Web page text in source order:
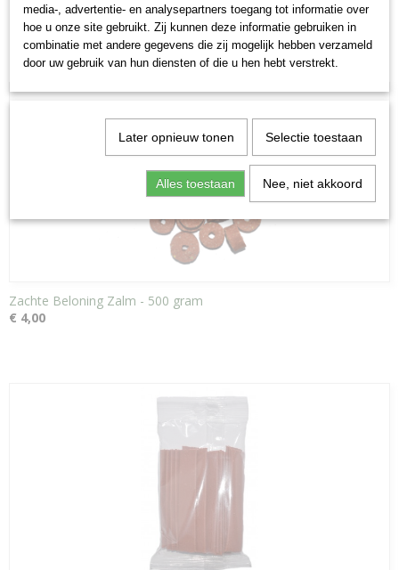
Ook interessant
Zachte Beloning Zalm - 500 gram
€ 4,00
media-, advertentie- en analysepartners toegang tot informatie over
hoe u onze site gebruikt. Zij kunnen deze informatie gebruiken in
combinatie met andere gegevens die zij mogelijk hebben verzameld
door uw gebruik van hun diensten of die u hen hebt verstrekt.
Later opnieuw tonen Selectie toestaan
Alles toestaan Nee, niet akkoord